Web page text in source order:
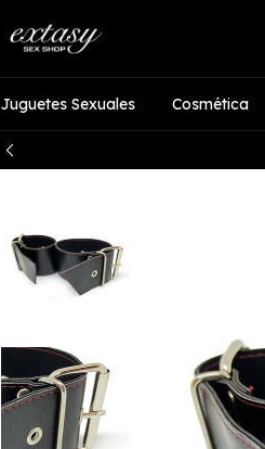
Juguetes Sexuales Cosmética